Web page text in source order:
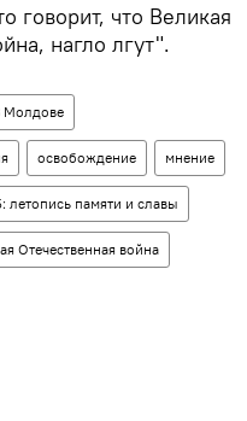
говорит, что Великая
нагло лгут".
Молдове
освобождение мнение
летопись памяти и славы
Отечественная война